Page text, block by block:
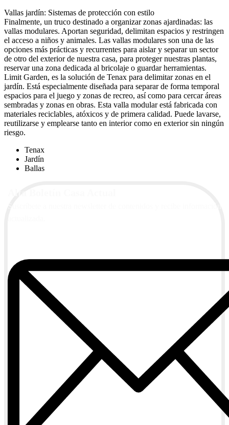
Vallas jardín: Sistemas de protección con estilo
Finalmente, un truco destinado a organizar zonas ajardinadas: las
vallas modulares. Aportan seguridad, delimitan espacios y restringen
el acceso a niños y animales. Las vallas modulares son una de las
opciones más prácticas y recurrentes para aislar y separar un sector
de otro del exterior de nuestra casa, para proteger nuestras plantas,
reservar una zona dedicada al bricolaje o guardar herramientas.
Limit Garden, es la solución de Tenax para delimitar zonas en el
jardín. Está especialmente diseñada para separar de forma temporal
espacios para el juego y zonas de recreo, así como para cercar áreas
sembradas y zonas en obras. Esta valla modular está fabricada con
materiales reciclables, atóxicos y de primera calidad. Puede lavarse,
reutilizarse y emplearse tanto en interior como en exterior sin ningún
riesgo.
Tenax
Jardín
Ballas